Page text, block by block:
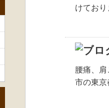
けてお
腰痛、
市の東